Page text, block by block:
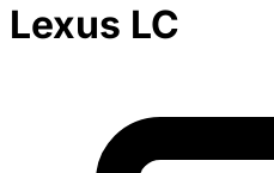
Lexus LC